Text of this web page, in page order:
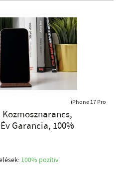
iPhone 17 Pro
Kozmosznarancs,
Garancia, 100%
100% pozítiv